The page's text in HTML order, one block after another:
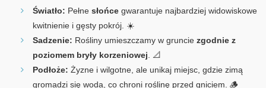
Światło: Pełne słońce gwarantuje najbardziej widowiskowe
kwitnienie i gęsty pokrój. ☀️
Sadzenie: Rośliny umieszczamy w gruncie zgodnie z
poziomem bryły korzeniowej . 📐
Podłoże: Żyzne i wilgotne, ale unikaj miejsc, gdzie zimą
gromadzi się woda, co chroni roślinę przed gniciem. 🪵